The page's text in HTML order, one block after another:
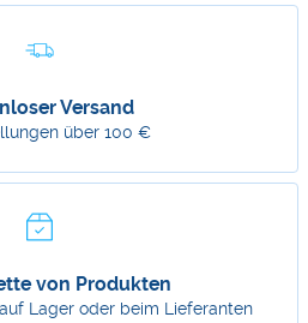
Versand
über 100 €
von Produkten
Lager oder beim Lieferanten